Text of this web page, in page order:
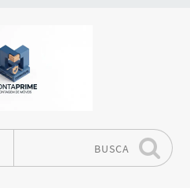
BUSCA